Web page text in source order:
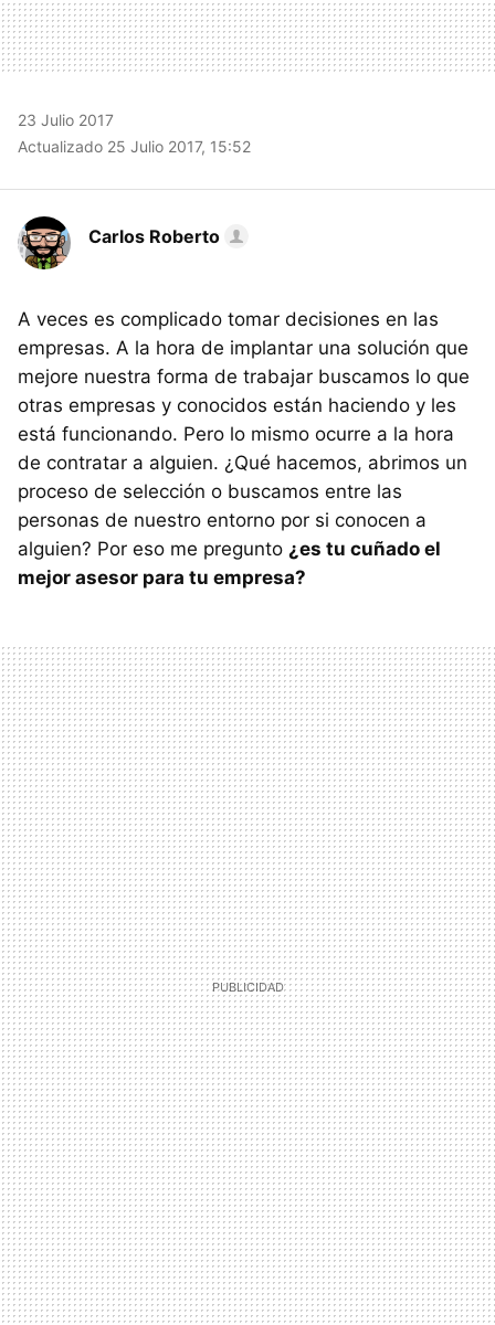
23 Julio 2017
Actualizado 25 Julio 2017, 15:52
Carlos Roberto
A veces es complicado tomar decisiones en las
empresas. A la hora de implantar una solución que
mejore nuestra forma de trabajar buscamos lo que
otras empresas y conocidos están haciendo y les
está funcionando. Pero lo mismo ocurre a la hora
de contratar a alguien. ¿Qué hacemos, abrimos un
proceso de selección o buscamos entre las
personas de nuestro entorno por si conocen a
alguien? Por eso me pregunto ¿es tu cuñado el
mejor asesor para tu empresa?